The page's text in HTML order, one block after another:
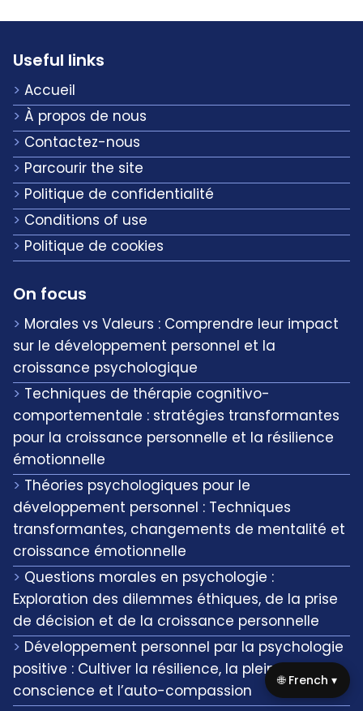
Useful links
Accueil
À propos de nous
Contactez-nous
Parcourir the site
Politique de confidentialité
Conditions of use
Politique de cookies
On focus
Morales vs Valeurs : Comprendre leur impact
sur le développement personnel et la
croissance psychologique
Techniques de thérapie cognitivo-
comportementale : stratégies transformantes
pour la croissance personnelle et la résilience
émotionnelle
Théories psychologiques pour le
développement personnel : Techniques
transformantes, changements de mentalité et
croissance émotionnelle
Questions morales en psychologie :
Exploration des dilemmes éthiques, de la prise
de décision et de la croissance personnelle
Développement personnel par la psychologie
positive : Cultiver la résilience, la pleine
conscience et l’auto-compassion
🌐 French ▾